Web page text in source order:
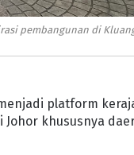
pembangunan di
platform
khususnya